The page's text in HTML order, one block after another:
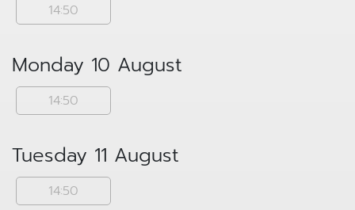
14:50
Monday 10 August
14:50
Tuesday 11 August
14:50